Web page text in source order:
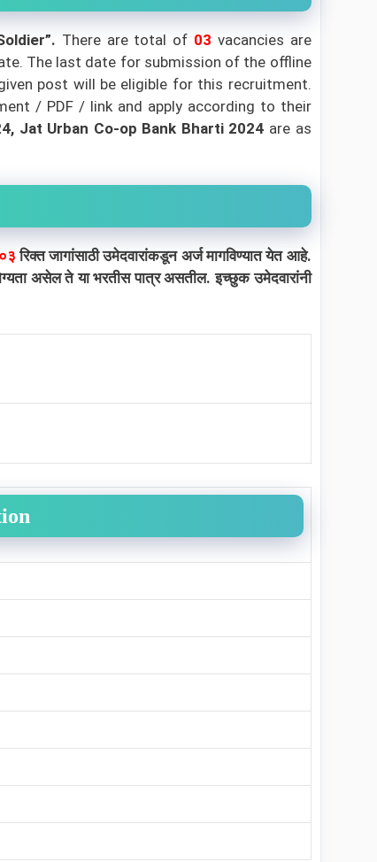
. There are total of 03 vacancies are
The last date for submission of the offline
post will be eligible for this recruitment.
/ PDF / link and apply according to their
Jat Urban Co-op Bank Bharti 2024 are as
०३रिक्त जागांसाठी उमेदवारांकडून अर्ज मागविण्यात येत आहे.
असेल ते या भरतीस पात्र असतील. इच्छुक उमेदवारांनी